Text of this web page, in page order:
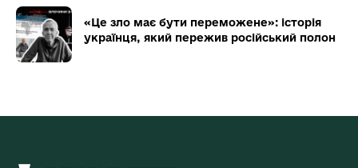
«Це зло має бути переможене»: історія
українця, який пережив російський полон